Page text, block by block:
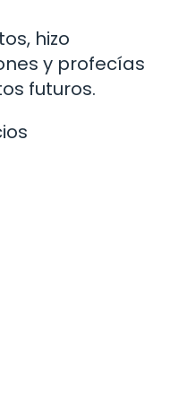
hizo
y profecías
futuros.